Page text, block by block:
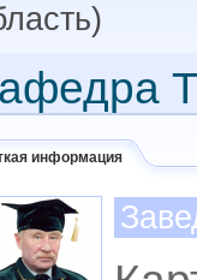
информация